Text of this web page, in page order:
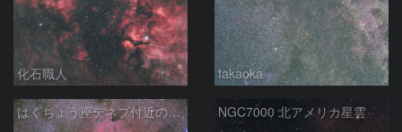
化石職人 takaoka
はくちょう座デネブ付近の空域 260720 NGC7000 北アメリカ星雲